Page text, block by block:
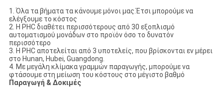
1. Όλα τα βήματα τα κάνουμε μόνοι μας.Έτσι μπορούμε να
ελέγξουμε το κόστος
2. Η PHC διαθέτει περισσότερους από 30 εξοπλισμό
αυτοματισμού μονάδων στο προϊόν όσο το δυνατόν
περισσότερο
3. Η PHC αποτελείται από 3 υποτελείς, που βρίσκονται εν μέρει
στο Hunan, Hubei, Guangdong.
4. Με μεγάλη κλίμακα γραμμών παραγωγής, μπορούμε να
φτάσουμε στη μείωση του κόστους στο μέγιστο βαθμό
Παραγωγή & Δοκιμές